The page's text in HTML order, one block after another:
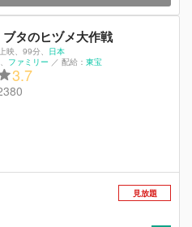
タのヒヅメ大作戦
映 99分
日本
ファミリー ／ 配給： 東宝
3.7
見放題